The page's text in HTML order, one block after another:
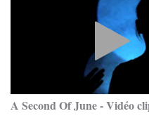
A Second Of June - Vidéo